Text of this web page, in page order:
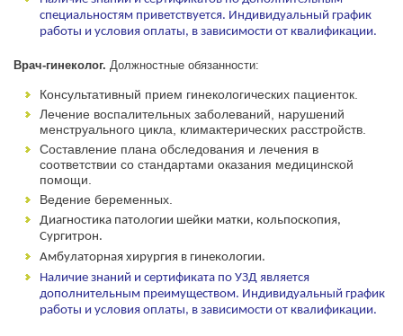
специальностям приветствуется. Индивидуальный график
работы и условия оплаты, в зависимости от квалификации.
Врач-гинеколог. Должностные обязанности:
Консультативный прием гинекологических пациенток.
Лечение воспалительных заболеваний, нарушений
менструального цикла, климактерических расстройств.
Составление плана обследования и лечения в
соответствии со стандартами оказания медицинской
помощи.
Ведение беременных.
Диагностика патологии шейки матки, кольпоскопия,
Сургитрон.
Амбулаторная хирургия в гинекологии.
Наличие знаний и сертификата по УЗД является
дополнительным преимуществом. Индивидуальный график
работы и условия оплаты, в зависимости от квалификации.